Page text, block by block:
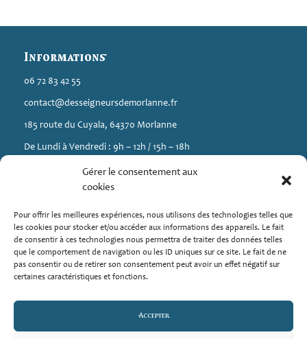
Gérer le consentement aux
cookies
Pour offrir les meilleures expériences, nous utilisons des technologies telles que
les cookies pour stocker et/ou accéder aux informations des appareils. Le fait
de consentir à ces technologies nous permettra de traiter des données telles
que le comportement de navigation ou les ID uniques sur ce site. Le fait de ne
pas consentir ou de retirer son consentement peut avoir un effet négatif sur
certaines caractéristiques et fonctions.
Accepter
Informations
06 72 83 42 55
contact@desseigneursdemorlanne.fr
185 route du Cuyala, 64370 Morlanne
De Lundi à Vendredi : 9h – 12h / 15h – 18h
Élevage de chiens (Berger Américain Miniature et Spitz) situé en
Nouvelle-Aquitaine à Morlanne.
Mediavet : 126 chemin de l’abreuvoir 38410 SAINT MARTIN
D’URIAG
Liens